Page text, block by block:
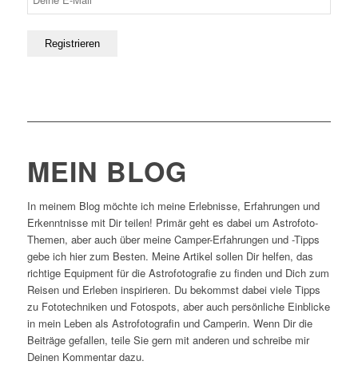
MEIN BLOG
In meinem Blog möchte ich meine Erlebnisse, Erfahrungen und
Erkenntnisse mit Dir teilen! Primär geht es dabei um Astrofoto-
Themen, aber auch über meine Camper-Erfahrungen und -Tipps
gebe ich hier zum Besten. Meine Artikel sollen Dir helfen, das
richtige Equipment für die Astrofotografie zu finden und Dich zum
Reisen und Erleben inspirieren. Du bekommst dabei viele Tipps
zu Fototechniken und Fotospots, aber auch persönliche Einblicke
in mein Leben als Astrofotografin und Camperin. Wenn Dir die
Beiträge gefallen, teile Sie gern mit anderen und schreibe mir
Deinen Kommentar dazu.